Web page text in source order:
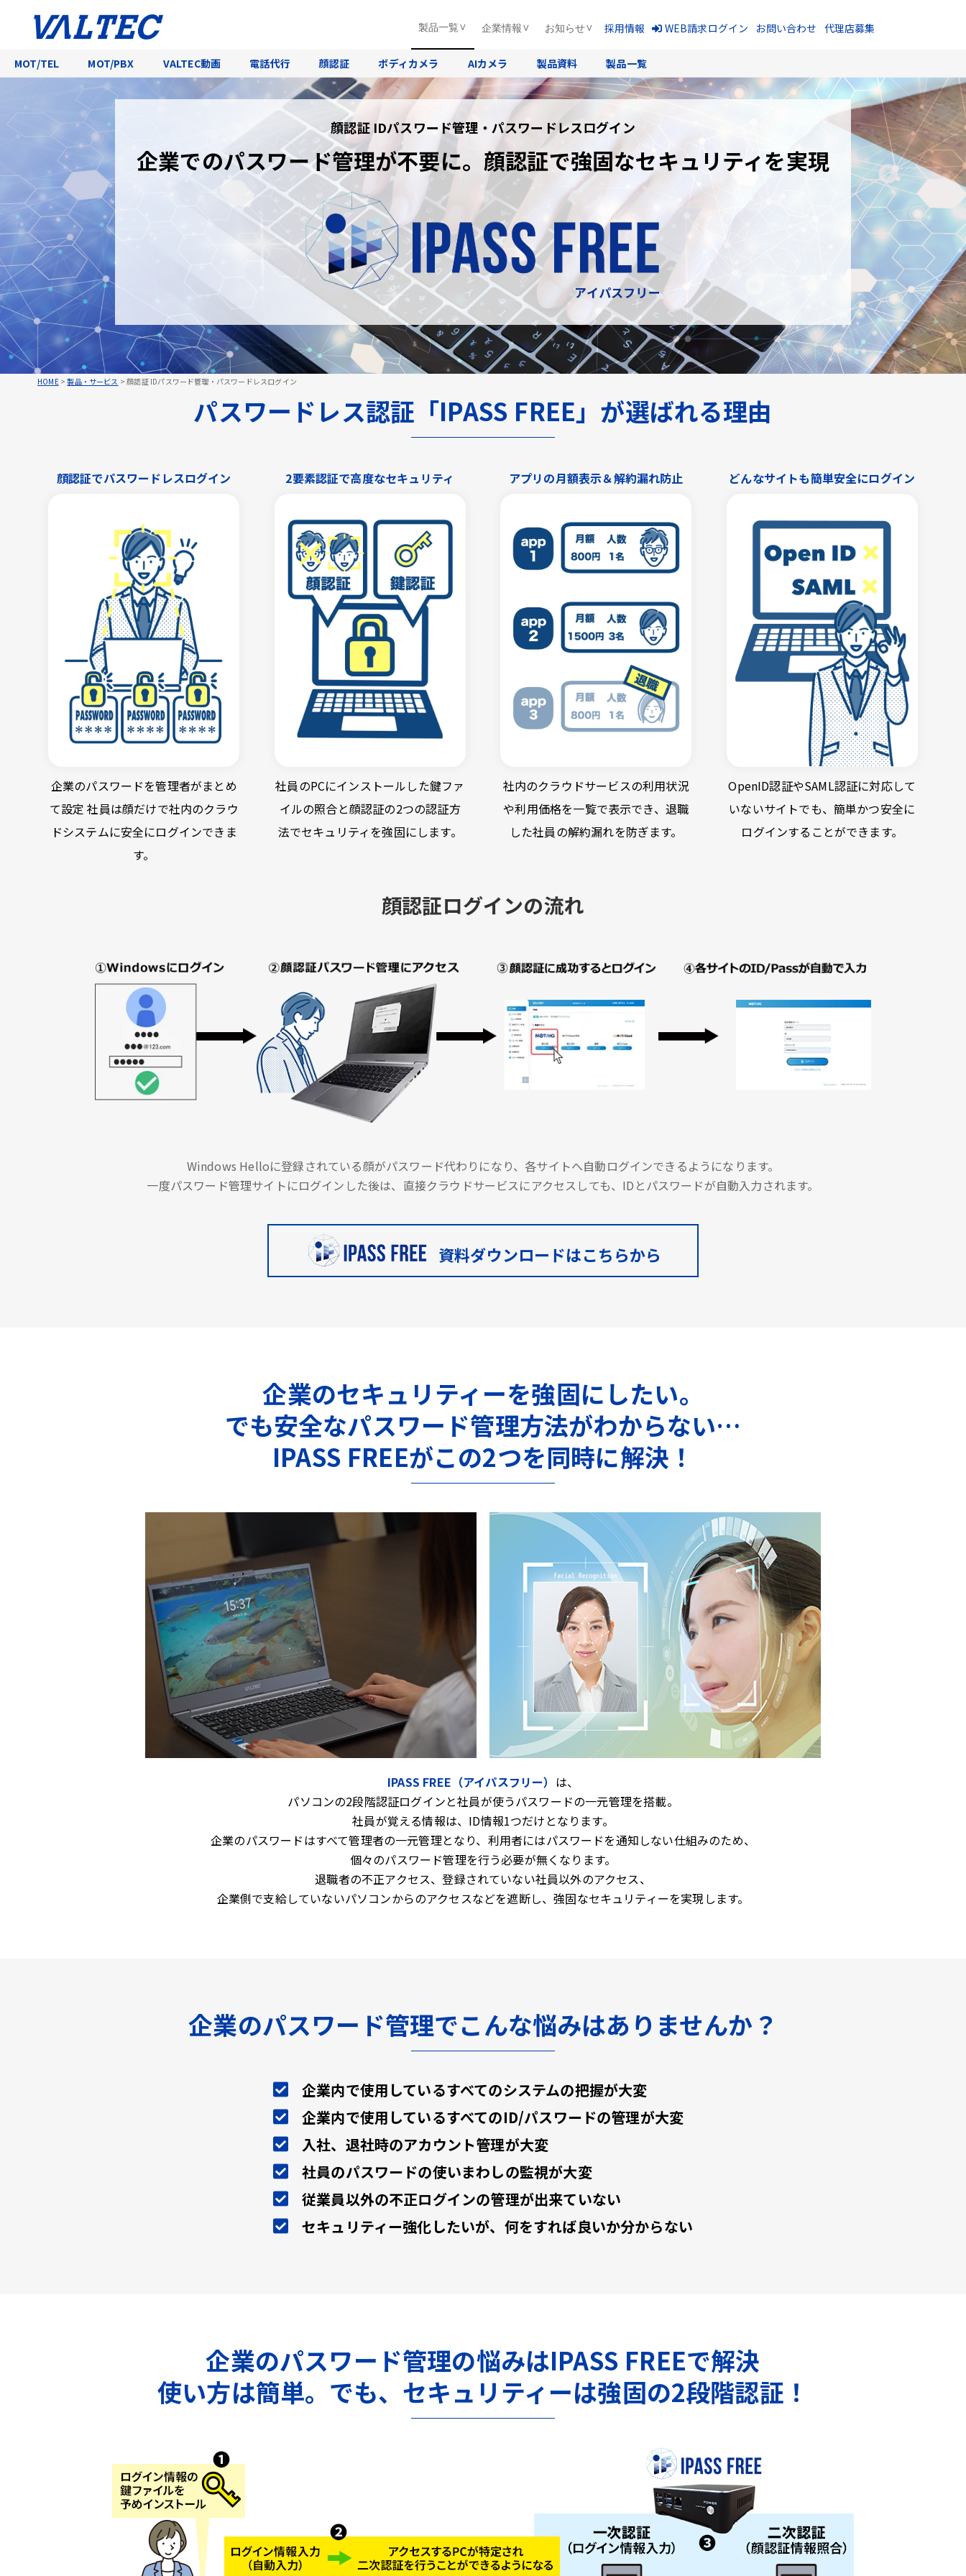
製品一覧
MOT/TEL MOT/PBX VALTEC動画 電話代行 顔認証 ボディカメラ AIカメラ 製品資料 製品一覧
企業情報 お知らせ 採用情報 WEB請求ログイン お問い合わせ 代理店募集
HOME>製品・サービス >顔認証 IDパスワード管理・パスワードレスログイン
顔認証 IDパスワード管理・パスワードレスログイン
企業でのパスワード管理が不要に。顔認証で強固なセキュリティを実現
アイパスフリー
パスワードレス認証「IPASS FREE」が選ばれる理由
顔認証でパスワードレスログイン
企業のパスワードを管理者がまとめ
て設定 社員は顔だけで社内のクラウ
ドシステムに安全にログインできま
す。
2要素認証で高度なセキュリティ
社員のPCにインストールした鍵ファ
イルの照合と顔認証の2つの認証方
法でセキュリティを強固にします。
アプリの月額表示＆解約漏れ防止
社内のクラウドサービスの利用状況
や利用価格を一覧で表示でき、退職
した社員の解約漏れを防ぎます。
どんなサイトも簡単安全にログイン
OpenID認証やSAML認証に対応して
いないサイトでも、簡単かつ安全に
ログインすることができます。
顔認証ログインの流れ
Windows Helloに登録されている顔がパスワード代わりになり、各サイトへ自動ログインできるようになります。
一度パスワード管理サイトにログインした後は、直接クラウドサービスにアクセスしても、IDとパスワードが自動入力されます。
資料ダウンロードはこちらから
企業のセキュリティーを強固にしたい。
でも安全なパスワード管理方法がわからない…
IPASS FREEがこの2つを同時に解決！
IPASS FREE（アイパスフリー） は、
パソコンの2段階認証ログインと社員が使うパスワードの一元管理を搭載。
社員が覚える情報は、ID情報1つだけとなります。
企業のパスワードはすべて管理者の一元管理となり、利用者にはパスワードを通知しない仕組みのため、
個々のパスワード管理を行う必要が無くなります。
退職者の不正アクセス、登録されていない社員以外のアクセス、
企業側で支給していないパソコンからのアクセスなどを遮断し、強固なセキュリティーを実現します。
企業のパスワード管理でこんな悩みはありませんか？
企業内で使用しているすべてのシステムの把握が大変
企業内で使用しているすべてのID/パスワードの管理が大変
入社、退社時のアカウント管理が大変
社員のパスワードの使いまわしの監視が大変
従業員以外の不正ログインの管理が出来ていない
セキュリティー強化したいが、何をすれば良いか分からない
企業のパスワード管理の悩みはIPASS FREEで解決
使い方は簡単。でも、セキュリティーは強固の2段階認証！